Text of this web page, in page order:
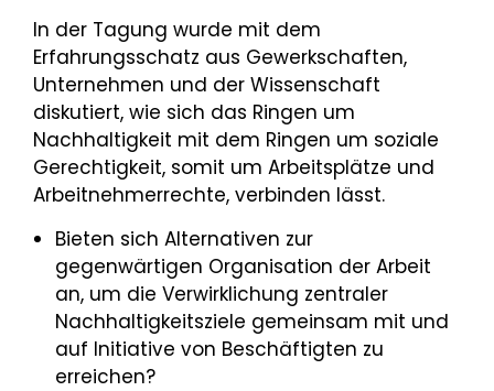
In der Tagung wurde mit dem
Erfahrungsschatz aus Gewerkschaften,
Unternehmen und der Wissenschaft
diskutiert, wie sich das Ringen um
Nachhaltigkeit mit dem Ringen um soziale
Gerechtigkeit, somit um Arbeitsplätze und
Arbeitnehmerrechte, verbinden lässt.
Bieten sich Alternativen zur
gegenwärtigen Organisation der Arbeit
an, um die Verwirklichung zentraler
Nachhaltigkeitsziele gemeinsam mit und
auf Initiative von Beschäftigten zu
erreichen?